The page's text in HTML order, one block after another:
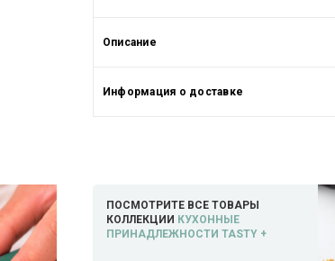
Описание
Информация о доставке
ПОСМОТРИТЕ ВСЕ ТОВАРЫ
КОЛЛЕКЦИИ КУХОННЫЕ
ПРИНАДЛЕЖНОСТИ TASTY +